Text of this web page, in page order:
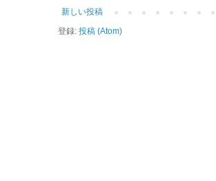
新しい投稿
登録: 投稿 (Atom)